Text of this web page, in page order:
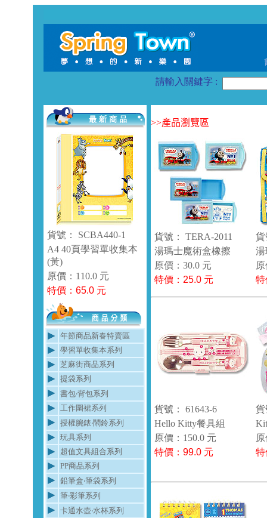
請輸入關鍵字 :
貨號： SCBA440-1
A4 40頁學習單收集本
(黃)
原價：110.0 元
特價： 65.0 元
年節商品新春特賣區
學習單收集本系列
芝麻街商品系列
提袋系列
書包‧背包系列
工作圍裙系列
授權腕錶‧鬧鈴系列
玩具系列
超值文具組合系列
PP商品系列
鉛筆盒‧筆袋系列
筆‧彩筆系列
卡通水壺‧水杯系列
>>產品瀏覽區
貨號： TERA-2011
湯瑪士魔術盒橡擦
原價：30.0 元
特價： 25.0元
貨
特
貨號： 61643-6
Hello Kitty餐具組
原價：150.0 元
特價： 99.0元
貨
特